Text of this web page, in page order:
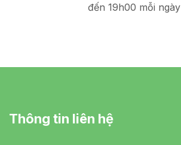
đến 19h00 mỗi ngày
Thông tin liên hệ